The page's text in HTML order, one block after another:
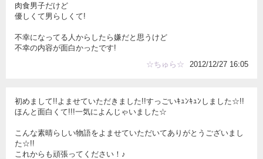
肉食男子だけど
優しくて男らしくて!
不幸になってる人からしたら嫌だと思うけど
不幸の内容が面白かったです!
☆ちゅら☆
2012/12/27 16:05
初めまして!!よませていただきました!!すっごいｷｭﾝｷｭﾝしました☆!!
ほんと面白くて!!!一気によんじゃいました☆
こんな素晴らしい物語をよませていただいてありがとうございまし
た☆!!
これからも頑張ってください！♪